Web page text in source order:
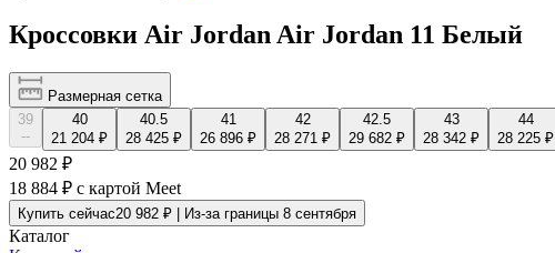
Кроссовки Air Jordan Air Jordan 11 Белый
Размерная сетка
39
--
40
21 204 ₽
40.5
28 425 ₽
41
26 896 ₽
42
28 271 ₽
42.5
29 682 ₽
43
28 342 ₽
44
28 225 ₽
20 982 ₽
18 884 ₽ с картой Meet
Купить сейчас20 982 ₽ | Из-за границы 8 сентября
Каталог